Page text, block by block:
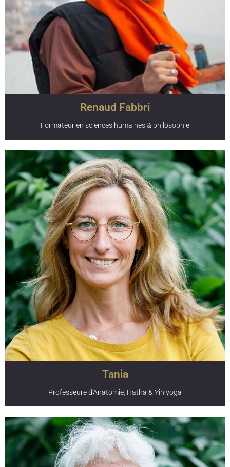
projets, Maxime partage également son expérience lors du
module "se lancer comme professeur de yoga". Il est
connu pour sa disponibilité, son sens de l’humour et sa
positivité en toutes circonstances.
Renaud Fabbri
Formateur en sciences humaines & philosophie
Renaud est directeur du Centre Aditi d’Études sur la
Tradition Hindoue. Docteur en Science Politique de
l’université de Versailles et ancien rédacteur en chef
adjoint de la revue Adyan consacrée au dialogue inter-
religieux, il a publié en 2015 Eric Voegelin et l’Orient :
millénarisme et religions politiques de l’Antiquité à Daech
(Paris : L’Harmattan) et en 2018 René Guénon et la
Tradition Hindoue : Les limites d’un regard (Lausanne :
L’Âge d’Homme). Voyageant régulièrement en Inde, il a
réalisé la même année Guru & Disciple un film-
documentaire sur un monastère shankarien.
Tania
Professeure d'Anatomie, Hatha & Yin yoga